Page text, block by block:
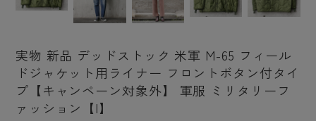
実物 新品 デッドストック 米軍 M-65 フィール
ドジャケット用ライナー フロントボタン付タイ
プ【キャンペーン対象外】 軍服 ミリタリーフ
ァッション【I】